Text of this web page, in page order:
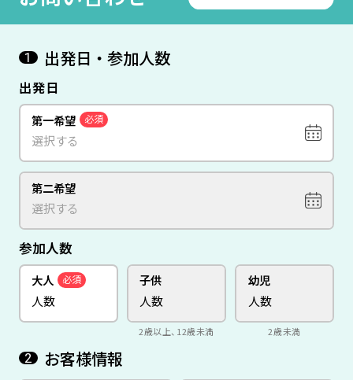
1 出発日・参加人数
出発日
第一希望 必須
第二希望
参加人数
大人 必須 子供
2歳以上、12歳未満
幼児
2歳未満
2 お客様情報